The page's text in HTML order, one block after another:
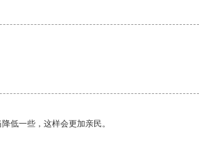
低一些，这样会更加亲民。